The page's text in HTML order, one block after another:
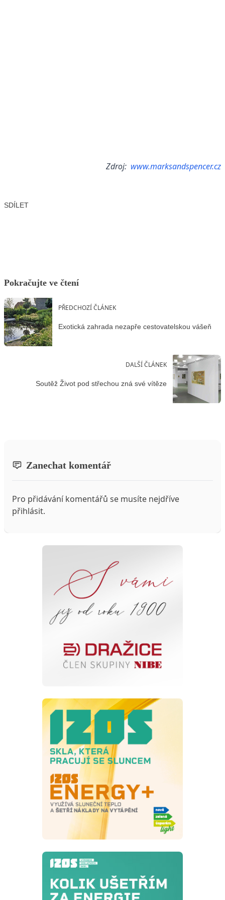
Zdroj: www.marksandspencer.cz
SDÍLET
Pokračujte ve čtení
PŘEDCHOZÍ ČLÁNEK
Exotická zahrada nezapře cestovatelskou vášeň
DALŠÍ ČLÁNEK
Soutěž Život pod střechou zná své vítěze
Zanechat komentář
Pro přidávání komentářů se musíte nejdříve
přihlásit.